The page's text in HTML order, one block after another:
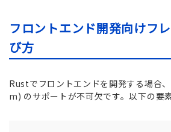
フロントエンド開発向けフ
び方
Rustでフロントエンドを開発する場合
m) のサポートが不可欠です。以下の要